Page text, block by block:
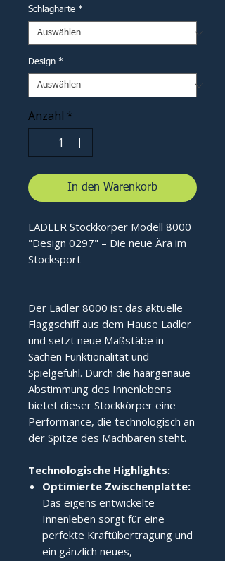
Schlaghärte *
Design *
Anzahl *
In den Warenkorb
LADLER Stockkörper Modell 8000
"Design 0297" – Die neue Ära im
Stocksport
Der Ladler 8000 ist das aktuelle
Flaggschiff aus dem Hause Ladler
und setzt neue Maßstäbe in
Sachen Funktionalität und
Spielgefühl. Durch die haargenaue
Abstimmung des Innenlebens
bietet dieser Stockkörper eine
Performance, die technologisch an
der Spitze des Machbaren steht.
Technologische Highlights:
Optimierte Zwischenplatte:
Das eigens entwickelte
Innenleben sorgt für eine
perfekte Kraftübertragung und
ein gänzlich neues,